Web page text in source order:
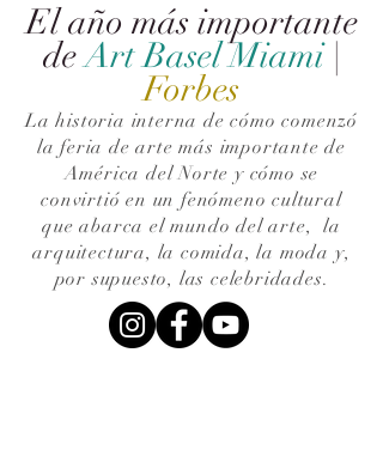
El año más importante
de Art Basel Miami |
Forbes
La historia interna de cómo comenzó
la feria de arte más importante de
América del Norte y cómo se
convirtió en un fenómeno cultural
que abarca el mundo del arte,la
arquitectura, la comida, la moda y,
por supuesto, las celebridades.